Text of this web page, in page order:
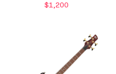
$1,200